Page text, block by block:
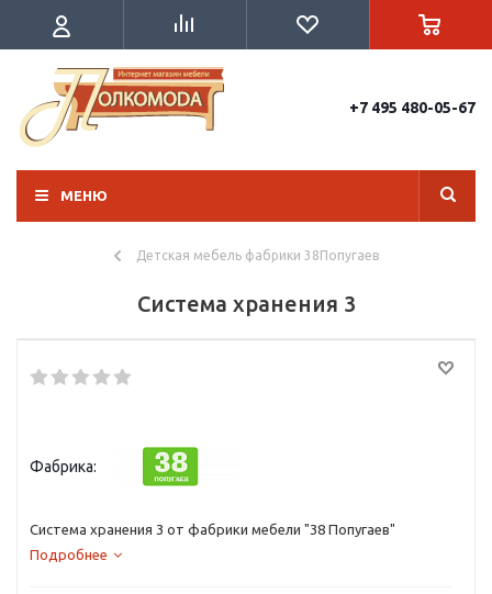
+7 495 480-05-67
МЕНЮ
Детская мебель фабрики 38Попугаев
Система хранения 3
Фабрика:
Система хранения 3 от фабрики мебели "38 Попугаев"
Подробнее